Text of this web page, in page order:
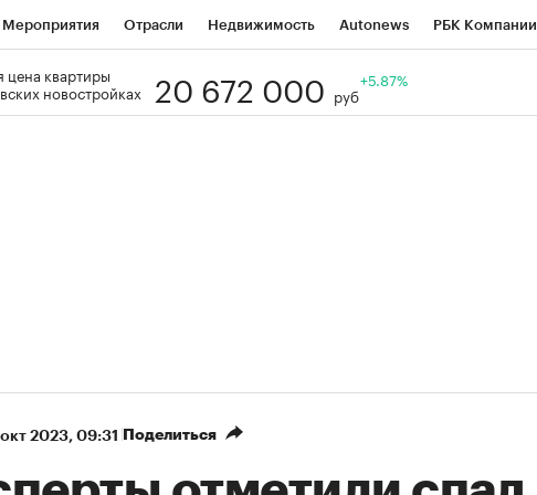
Мероприятия Отрасли Недвижимость Autonews РБК Компании
Визионеры
цена квартиры
новостройках
20 672 000 руб
+5.87%
2023, 09:31 Поделиться